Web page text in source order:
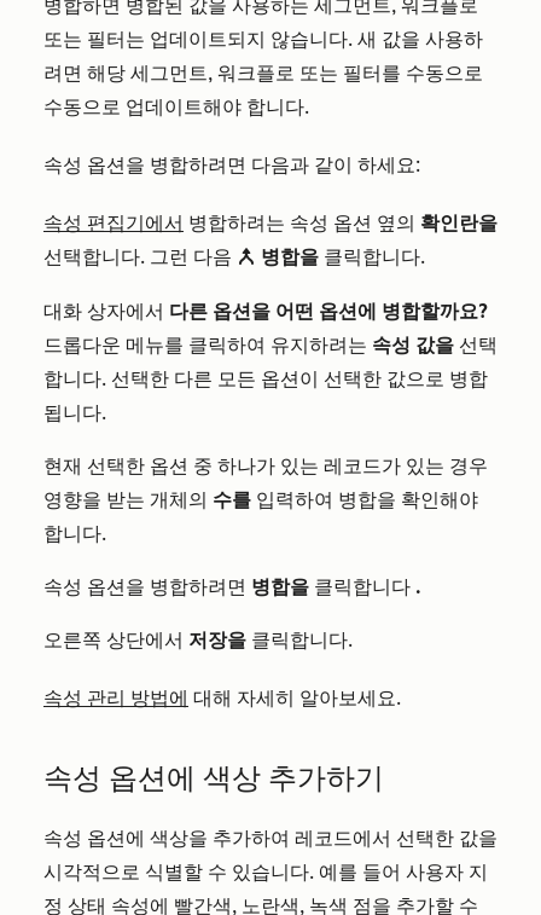
병합하면 병합된 값을 사용하는 세그먼트, 워크플로
또는 필터는 업데이트되지 않습니다. 새 값을 사용하
려면 해당 세그먼트, 워크플로 또는 필터를 수동으로
수동으로 업데이트해야 합니다.
속성 옵션을 병합하려면 다음과 같이 하세요:
속성 편집기에서 병합하려는 속성 옵션 옆의 확인란을
선택합니다. 그런 다음 merge 병합을 클릭합니다.
대화 상자에서 다른 옵션을 어떤 옵션에 병합할까요?
드롭다운 메뉴를 클릭하여 유지하려는 속성 값을 선택
합니다. 선택한 다른 모든 옵션이 선택한 값으로 병합
됩니다.
현재 선택한 옵션 중 하나가 있는 레코드가 있는 경우
영향을 받는 개체의 수를 입력하여 병합을 확인해야
합니다.
속성 옵션을 병합하려면 병합을 클릭합니다 .
오른쪽 상단에서 저장을 클릭합니다.
속성 관리 방법에 대해 자세히 알아보세요.
속성 옵션에 색상 추가하기
속성 옵션에 색상을 추가하여 레코드에서 선택한 값을
시각적으로 식별할 수 있습니다. 예를 들어 사용자 지
정 상태 속성에 빨간색, 노란색, 녹색 점을 추가할 수